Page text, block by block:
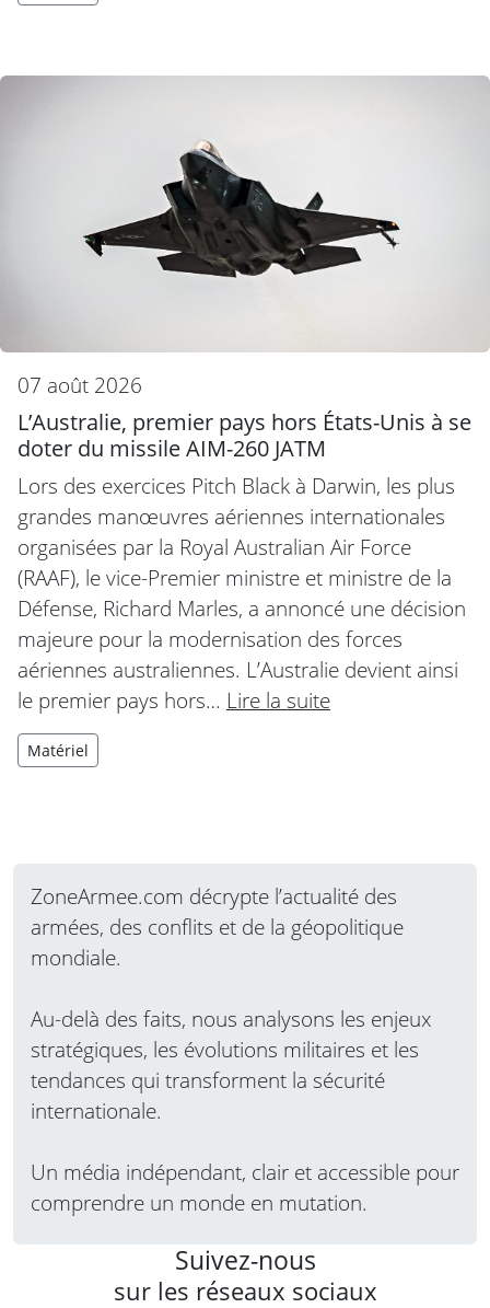
07 août 2026
L’Australie, premier pays hors États-Unis à se
doter du missile AIM-260 JATM
Lors des exercices Pitch Black à Darwin, les plus
grandes manœuvres aériennes internationales
organisées par la Royal Australian Air Force
(RAAF), le vice-Premier ministre et ministre de la
Défense, Richard Marles, a annoncé une décision
majeure pour la modernisation des forces
aériennes australiennes. L’Australie devient ainsi
le premier pays hors… Lire la suite
Matériel
ZoneArmee.com décrypte l’actualité des
armées, des conflits et de la géopolitique
mondiale.
Au-delà des faits, nous analysons les enjeux
stratégiques, les évolutions militaires et les
tendances qui transforment la sécurité
internationale.
Un média indépendant, clair et accessible pour
comprendre un monde en mutation.
Suivez-nous
sur les réseaux sociaux